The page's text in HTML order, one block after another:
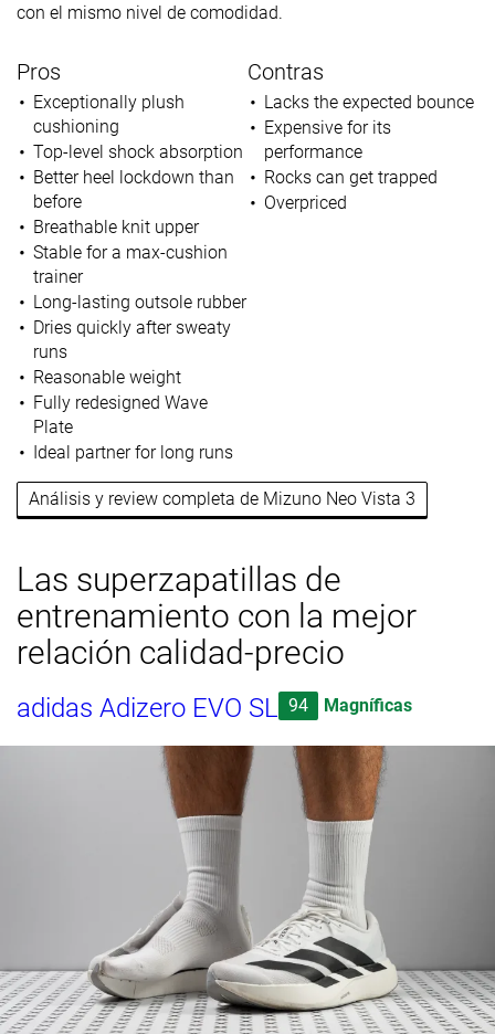
con el mismo nivel de comodidad.
Pros
Exceptionally plush
cushioning
Top-level shock absorption
Better heel lockdown than
before
Breathable knit upper
Stable for a max-cushion
trainer
Long-lasting outsole rubber
Dries quickly after sweaty
runs
Reasonable weight
Fully redesigned Wave
Plate
Ideal partner for long runs
Contras
Lacks the expected bounce
Expensive for its
performance
Rocks can get trapped
Overpriced
Análisis y review completa de Mizuno Neo Vista 3
Las superzapatillas de
entrenamiento con la mejor
relación calidad-precio
adidas Adizero EVO SL 94 Magníficas